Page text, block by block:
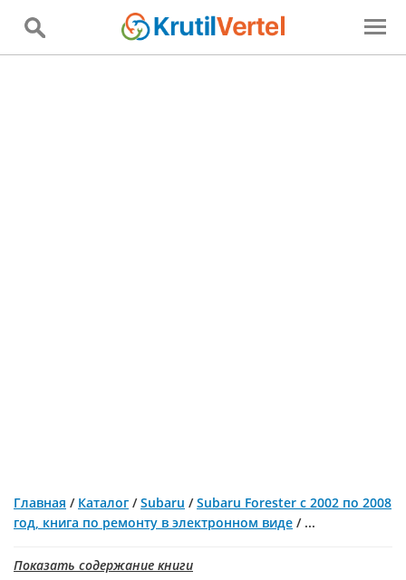
Главная / Каталог /Subaru /Subaru Forester с 2002 по 2008
год, книга по ремонту в электронном виде / ...
Показать содержание книги